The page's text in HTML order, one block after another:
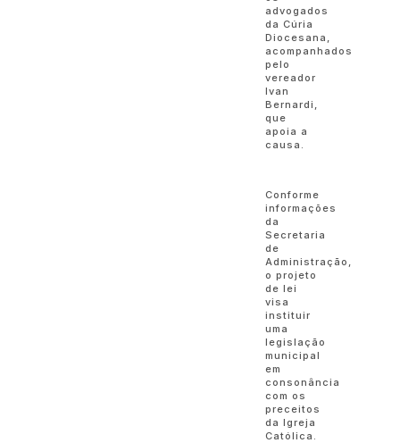
advogados
da Cúria
Diocesana,
acompanhados
pelo
vereador
Ivan
Bernardi,
que
apoia a
causa.
Conforme
informações
da
Secretaria
de
Administração,
o projeto
de lei
visa
instituir
uma
legislação
municipal
em
consonância
com os
preceitos
da Igreja
Católica.